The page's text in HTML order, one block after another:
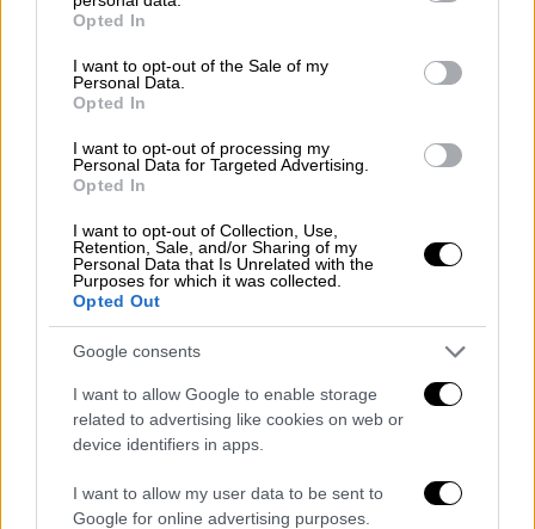
grant or deny consent to Google and its third-party tags to
use your data for below specified purposes in below Google
consent section.
Opted In
I want to opt-out of the Sale of my
Personal Data.
Opted In
I want to opt-out of processing my
Personal Data for Targeted Advertising.
Opted In
I want to opt-out of Collection, Use,
Retention, Sale, and/or Sharing of my
Personal Data that Is Unrelated with the
Purposes for which it was collected.
Opted Out
Google consents
I want to allow Google to enable storage
related to advertising like cookies on web or
device identifiers in apps.
I want to allow my user data to be sent to
Google for online advertising purposes.
Η κ. Σακελλαροπούλου συγκεκριμένα
προσέφερε το γεύμα
δυο μονάδες φροντίδας ηλικιωμένων της
Ιεράς Αρχιεπισκοπής Κρήτης, στην «Παναγία
Ειρήνης Χρυσοβαλάντου.
ηλικιωμένων στην Πολυθέα Καστελίου
Πεδιάδας, της Ιεράς Μητρόπολης
Αρκαλοχωρίου Καστελλίου και Βιάννου.
Στα κέντρα φροντίδας ηλικιωμένων της
Ιεράς Μητρόπολης Πέτρας και Χερρονήσου
του νομού Λασιθίου. Ειδικότερα, στην
Παναγία Γερόντισσα στο Οροπέδιο, στον
Άγιο Παντελεήμονα στον Άγιο Νικόλαο και
στη Στέγη Αγάπης, η Μεγάλη Παναγία, στη